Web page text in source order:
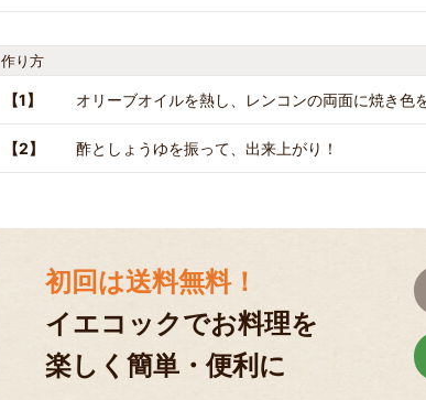
作り方
【1】 オリーブオイルを熱し、レンコンの両面に焼き色
【2】 酢としょうゆを振って、出来上がり！
初回は送料無料！
イエコックでお料理を
楽しく簡単・便利に